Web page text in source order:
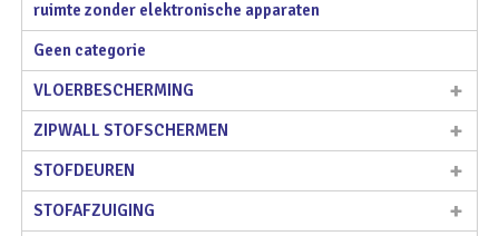
ruimte zonder elektronische apparaten
Geen categorie
VLOERBESCHERMING
ZIPWALL STOFSCHERMEN
STOFDEUREN
STOFAFZUIGING